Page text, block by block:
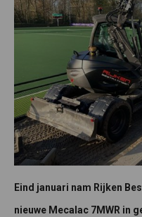
Eind januari nam Rijken
nieuwe Mecalac 7MWR in